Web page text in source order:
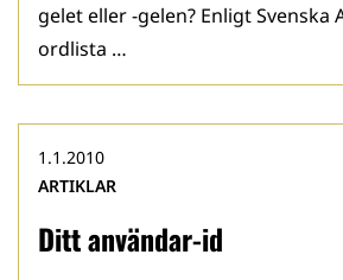
gelet eller -gelen? Enligt Svenska
ordlista …
Ditt användar-id
1.1.2010
ARTIKLAR